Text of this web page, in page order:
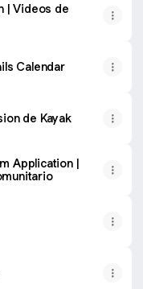
| Videos de
Calendar
de Kayak
Application |